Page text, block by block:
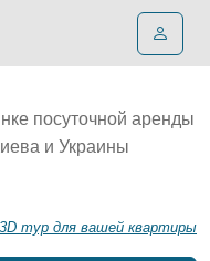
посуточной аренды
и Украины
3D тур для вашей квартиры